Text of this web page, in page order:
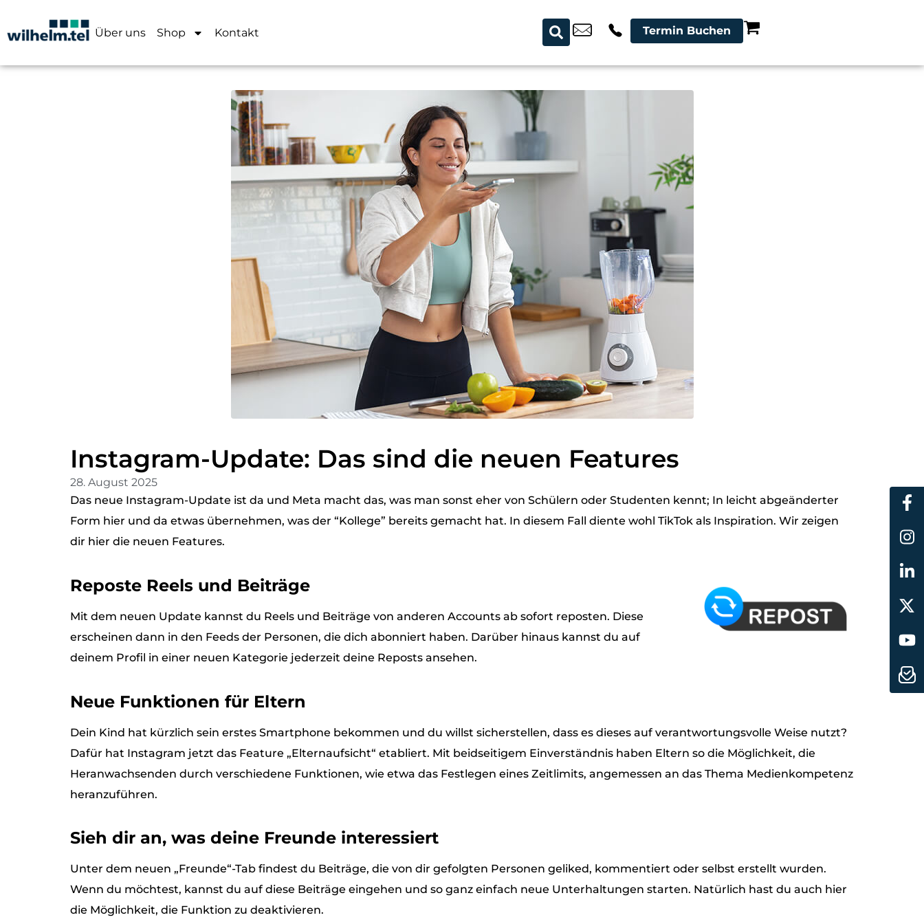
Über uns Shop Kontakt Termin Buchen
Instagram-Update: Das sind die neuen Features
28. August 2025
Das neue Instagram-Update ist da und Meta macht das, was man sonst eher von Schülern oder Studenten kennt; In leicht abgeänderter
Form hier und da etwas übernehmen, was der “Kollege” bereits gemacht hat. In diesem Fall diente wohl TikTok als Inspiration. Wir zeigen
dir hier die neuen Features.
Reposte Reels und Beiträge
Mit dem neuen Update kannst du Reels und Beiträge von anderen Accounts ab sofort reposten. Diese
erscheinen dann in den Feeds der Personen, die dich abonniert haben. Darüber hinaus kannst du auf
deinem Profil in einer neuen Kategorie jederzeit deine Reposts ansehen.
Neue Funktionen für Eltern
Dein Kind hat kürzlich sein erstes Smartphone bekommen und du willst sicherstellen, dass es dieses auf verantwortungsvolle Weise nutzt?
Dafür hat Instagram jetzt das Feature „Elternaufsicht“ etabliert. Mit beidseitigem Einverständnis haben Eltern so die Möglichkeit, die
Heranwachsenden durch verschiedene Funktionen, wie etwa das Festlegen eines Zeitlimits, angemessen an das Thema Medienkompetenz
heranzuführen.
Sieh dir an, was deine Freunde interessiert
Unter dem neuen „Freunde“-Tab findest du Beiträge, die von dir gefolgten Personen geliked, kommentiert oder selbst erstellt wurden.
Wenn du möchtest, kannst du auf diese Beiträge eingehen und so ganz einfach neue Unterhaltungen starten. Natürlich hast du auch hier
die Möglichkeit, die Funktion zu deaktivieren.